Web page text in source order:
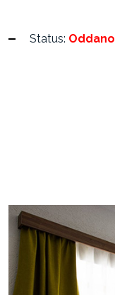
Status: Oddano